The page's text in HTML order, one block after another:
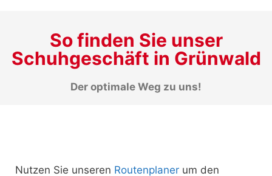
So finden Sie unser
Schuhgeschäft in Grünwald
Der optimale Weg zu uns!
Nutzen Sie unseren Routenplaner um den